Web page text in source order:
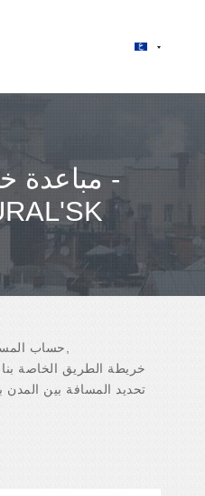
مباعدة
حساب
تحديد المسافة بين